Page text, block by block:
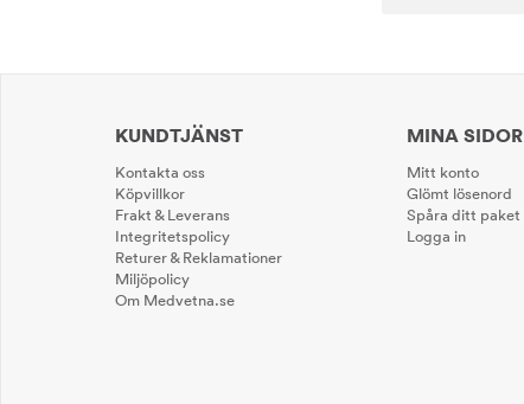
KUNDTJÄNST
Kontakta oss
Köpvillkor
Frakt & Leverans
Integritetspolicy
Returer & Reklamationer
Miljöpolicy
Om Medvetna.se
MINA SIDOR
Mitt konto
Glömt lösenord
Spåra ditt paket
Logga in